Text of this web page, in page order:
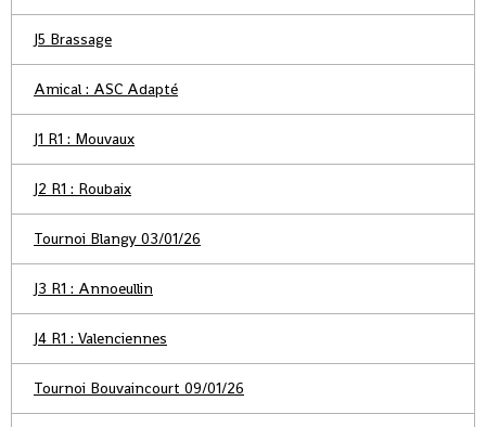
J5 Brassage
Amical : ASC Adapté
J1 R1 : Mouvaux
J2 R1 : Roubaix
Tournoi Blangy 03/01/26
J3 R1 : Annoeullin
J4 R1 : Valenciennes
Tournoi Bouvaincourt 09/01/26